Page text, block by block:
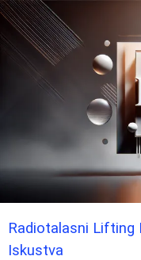
Radiotalasni Lifting
Iskustva